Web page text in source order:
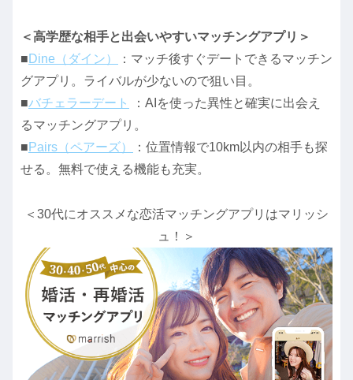
＜高学歴な相手と出会いやすいマッチングアプリ＞
■ Dine（ダイン）
：マッチ後すぐデートできるマッチン
グアプリ。ライバルが少ないので狙い目。
■バチェラーデート
：AIを使った異性と確実に出会え
るマッチングアプリ。
■ Pairs（ペアーズ）
：位置情報で10km以内の相手も探
せる。無料で使える機能も充実。
＜30代にオススメな恋活マッチングアプリはマリッシ
ュ！＞